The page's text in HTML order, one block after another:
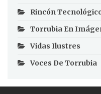
Rincón
Torrubia En
Vidas Ilustres
Voces De Torrubia